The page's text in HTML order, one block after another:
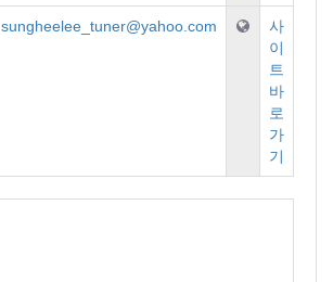
sungheelee_tuner@yahoo.com
사
이
트
바
로
가
기